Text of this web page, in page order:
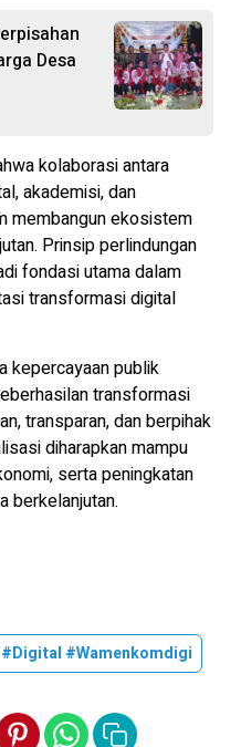
Desa
kolaborasi antara
akademisi, dan
membangun ekosistem
Prinsip perlindungan
fondasi utama dalam
transformasi digital
kepercayaan publik
transformasi
transparan, dan berpihak
diharapkan mampu
serta peningkatan
berkelanjutan.
#Wamenkomdigi